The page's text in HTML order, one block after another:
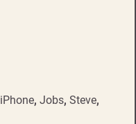
iPhone, Jobs, Steve,